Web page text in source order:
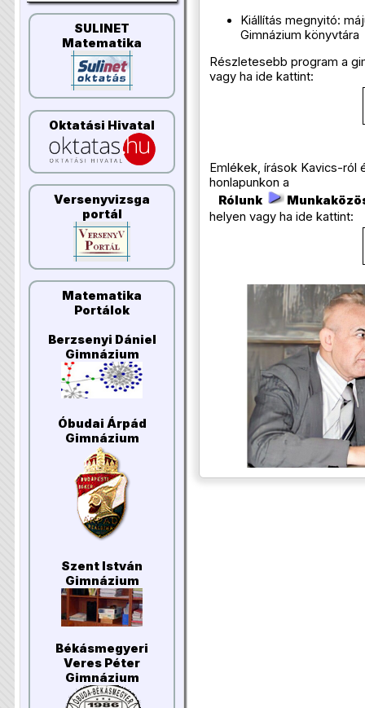
SULINET
Matematika
Oktatási Hivatal
Versenyvizsga
portál
Matematika
Portálok
Berzsenyi Dániel
Gimnázium
Óbudai Árpád
Gimnázium
Szent István
Gimnázium
Békásmegyeri
Veres Péter
Gimnázium
Kiállítás megnyitó:
Gimnázium könyvtára
Részletesebb program a
vagy ha ide kattint:
Emlékek, írások Kavics-ról
honlapunkon a
Rólunk
helyen vagy ha ide kattint: